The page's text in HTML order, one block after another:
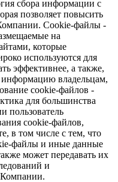
сбора информации с
позволяет повысить
Сookie-файлы -
на
которые
используются для
эффективнее, а также,
информацию владельцам,
cookie-файлов -
для большинства
пользователь
cookie-файлов,
в том числе с тем, что
файлы и иные данные
может передавать их
и
Компании.